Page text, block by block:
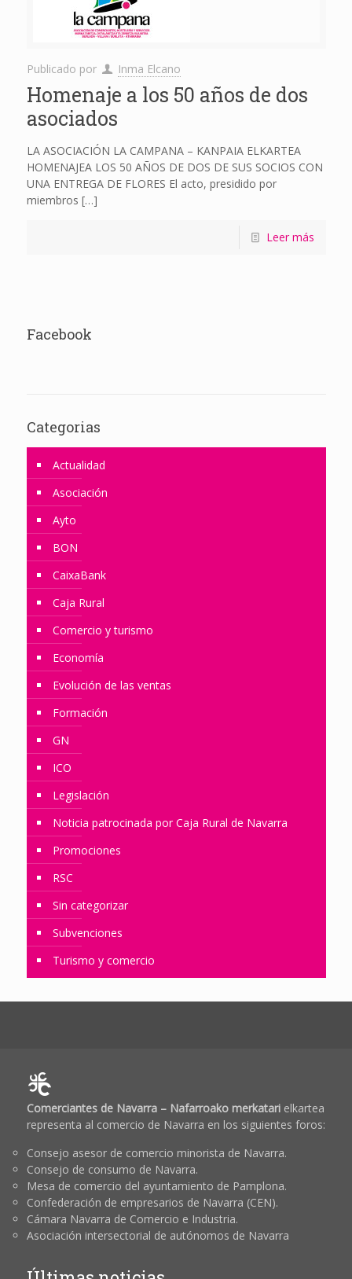
Publicado por Inma Elcano
Homenaje a los 50 años de dos
asociados
LA ASOCIACIÓN LA CAMPANA – KANPAIA ELKARTEA
HOMENAJEA LOS 50 AÑOS DE DOS DE SUS SOCIOS CON
UNA ENTREGA DE FLORES El acto, presidido por
miembros […]
Leer más
Facebook
Categorias
Actualidad
Asociación
Ayto
BON
CaixaBank
Caja Rural
Comercio y turismo
Economía
Evolución de las ventas
Formación
GN
ICO
Legislación
Noticia patrocinada por Caja Rural de Navarra
Promociones
RSC
Sin categorizar
Subvenciones
Turismo y comercio
Comerciantes de Navarra – Nafarroako merkatarielkartea
representa al comercio de Navarra en los siguientes foros:
Consejo asesor de comercio minorista de Navarra.
Consejo de consumo de Navarra.
Mesa de comercio del ayuntamiento de Pamplona.
Confederación de empresarios de Navarra (CEN).
Cámara Navarra de Comercio e Industria.
Asociación intersectorial de autónomos de Navarra